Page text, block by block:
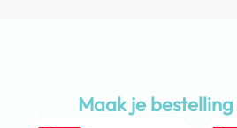
Maak je